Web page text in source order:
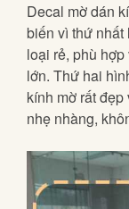
Decal mờ dán
biến vì thứ nhất
loại rẻ, phù
lớn. Thứ hai
kính mờ rất
nhẹ nhàng,